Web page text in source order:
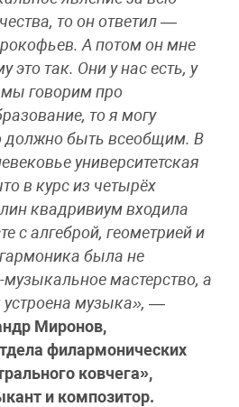
то он ответил —
А потом он мне
это так. Они у нас есть, у
мы говорим про
то я могу
должно быть всеобщим. В
университетская
в курс из четырёх
квадривиум входила
с алгеброй, геометрией и
была не
музыкальное мастерство, а
музыка», —
Миронов,
филармонических
ковчега»,
и композитор.